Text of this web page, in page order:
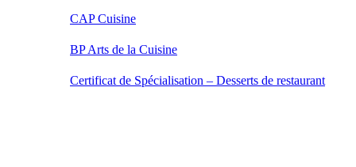
CAP Cuisine
BP Arts de la Cuisine
Certificat de Spécialisation – Desserts de restaurant